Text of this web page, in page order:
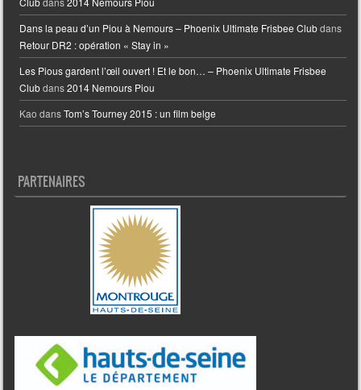
Dans la peau d’un Piou à Nemours – Phoenix Ultimate Frisbee Clubdans
Retour DR2 : opération « Stay in »
Les Pious gardent l’œil ouvert ! Et le bon… – Phoenix Ultimate Frisbee
Clubdans2014 Nemours Piou
Kao dansTom’s Tourney 2015 : un film belge
PARTENAIRES